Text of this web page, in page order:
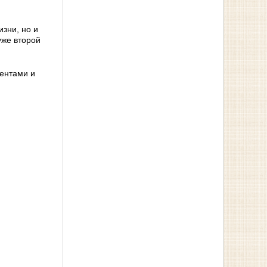
но и
второй
и